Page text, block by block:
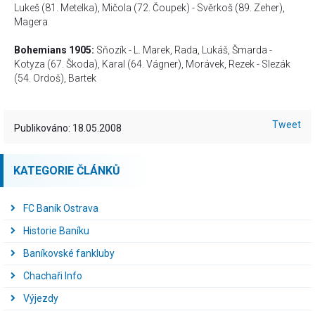
Lukeš (81. Metelka), Mičola (72. Čoupek) - Svěrkoš (89. Zeher),
Magera
Bohemians 1905: Sňozík - L. Marek, Rada, Lukáš, Šmarda -
Kotyza (67. Škoda), Karal (64. Vágner), Morávek, Rezek - Slezák
(54. Ordoš), Bartek
Publikováno: 18.05.2008 Tweet
KATEGORIE ČLÁNKŮ
FC Baník Ostrava
Historie Baníku
Baníkovské fankluby
Chachaři Info
Výjezdy